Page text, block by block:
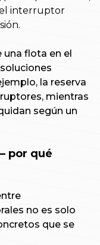
interruptor
una flota en el
la reserva
mientras
según un
por qué
no es solo
que se